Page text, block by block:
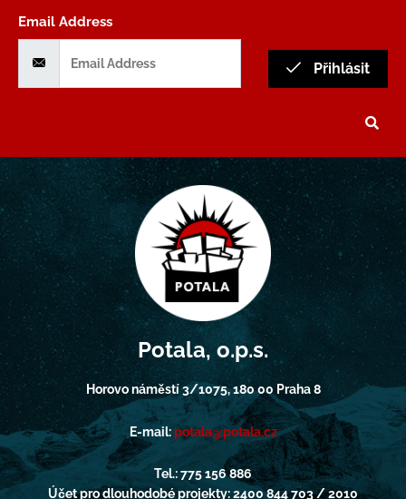
Email Address
Přihlásit
Potala, o.p.s.
Horovo náměstí 3/1075, 180 00 Praha 8
E-mail:potala@potala.cz
Tel.: 775 156 886
Účet pro dlouhodobé projekty: 2400 844 703 / 2010